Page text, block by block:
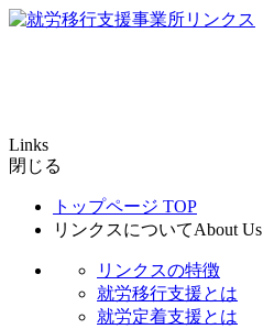
Links
閉じる
トップページ TOP
リンクスについてAbout Us
リンクスの特徴
就労移行支援とは
就労定着支援とは